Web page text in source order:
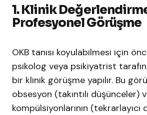
1. Klinik
Profesyonel Görüşme
OKB tanısı koyulabilmesi için
psikolog veya psikiyatrist
bir klinik görüşme yapılır. Bu
obsesyon (takıntılı düşünceler)
kompülsiyonlarının (tekrarlayıcı